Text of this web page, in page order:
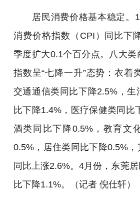
居民消费价格基本稳定。1
消费价格指数（CPI）同比下
季度扩大0.1个百分点。八大类
指数呈“七降一升”态势：衣着
交通通信类同比下降2.5%，生
比下降1.4%，医疗保健类同比
酒类同比下降0.5%，教育文
0.5%，居住类同比下降0.5%
同比上涨2.6%。4月份，东莞
比下降1.1%。（记者 倪仕轩）